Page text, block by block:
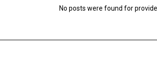
No posts were found for